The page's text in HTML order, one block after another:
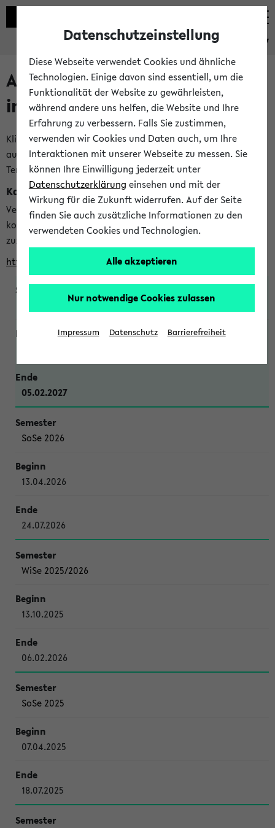
eKVV
Alle veröffentlichten Semester
im eKVV
Klicken Sie auf das Semester, welches Sie für Ihre Sitzung
auswählen möchten. Bitte beachten Sie auch die weiteren
Termine imKalender der Lehrplanung
Kalenderintegration
Verwenden Sie die folgende Adresse, um mit einer
kompatiblen Kalenderanwendung auf die Vorlesungszeiten
zuzugreifen (nähere Informationen
finden Sie hier
https://ekvv.uni-bielefeld.de/ws/calendar?vz
WiSe 2026/2027
05.02.2027
SoSe 2026
13.04.2026
24.07.2026
WiSe 2025/2026
13.10.2025
06.02.2026
SoSe 2025
07.04.2025
18.07.2025
Datenschutzeinstellung
Diese Webseite verwendet Cookies und ähnliche
Technologien. Einige davon sind essentiell, um die
Funktionalität der Website zu gewährleisten,
während andere uns helfen, die Website und Ihre
Erfahrung zu verbessern. Falls Sie zustimmen,
verwenden wir Cookies und Daten auch, um Ihre
Interaktionen mit unserer Webseite zu messen. Sie
können Ihre Einwilligung jederzeit unter
Datenschutzerklärung einsehen und mit der
Wirkung für die Zukunft widerrufen. Auf der Seite
finden Sie auch zusätzliche Informationen zu den
verwendeten Cookies und Technologien.
Alle akzeptieren
Nur notwendige Cookies zulassen
Impressum Datenschutz Barrierefreiheit